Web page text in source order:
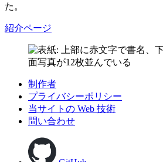
た。
紹介ページ
制作者
プライバシーポリシー
当サイトの Web 技術
問い合わせ